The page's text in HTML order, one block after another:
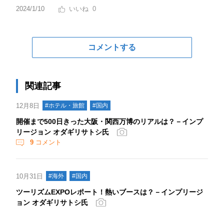
2024/1/10 0
コメントする
関連記事
12月8日 #ホテル・旅館 #国内
開催まで500日きった大阪・関西万博のリアルは？－インプ
リージョン オダギリサトシ氏
9 コメント
10月31日 #海外 #国内
ツーリズムEXPOレポート！熱いブースは？－インプリージ
ョン オダギリサトシ氏